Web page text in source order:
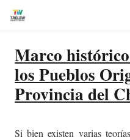
Marco
los Pueblos
Provincia del
Si bien existen varias